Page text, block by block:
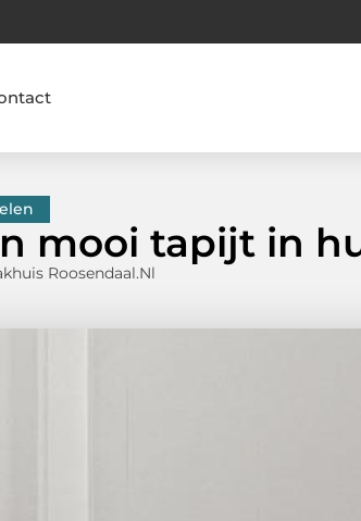
mooi tapijt in
Roosendaal.nl